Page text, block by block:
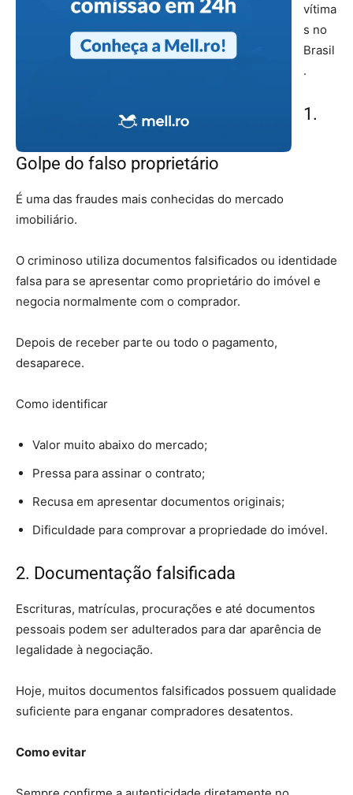
vítima
s no
Brasil
.
1.
Golpe do falso proprietário
É uma das fraudes mais conhecidas do mercado
imobiliário.
O criminoso utiliza documentos falsificados ou identidade
falsa para se apresentar como proprietário do imóvel e
negocia normalmente com o comprador.
Depois de receber parte ou todo o pagamento,
desaparece.
Como identificar
Valor muito abaixo do mercado;
Pressa para assinar o contrato;
Recusa em apresentar documentos originais;
Dificuldade para comprovar a propriedade do imóvel.
2. Documentação falsificada
Escrituras, matrículas, procurações e até documentos
pessoais podem ser adulterados para dar aparência de
legalidade à negociação.
Hoje, muitos documentos falsificados possuem qualidade
suficiente para enganar compradores desatentos.
Como evitar